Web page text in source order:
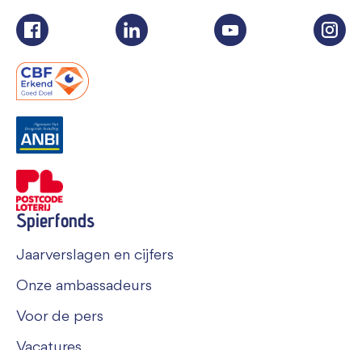
Spierfonds
Jaarverslagen en cijfers
Onze ambassadeurs
Voor de pers